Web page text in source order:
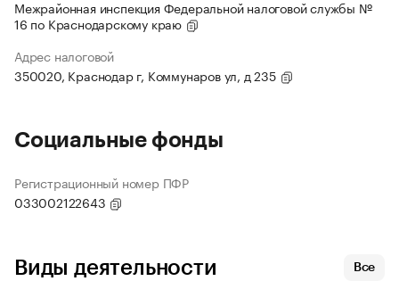
Межрайонная инспекция Федеральной налоговой службы №
16 по Краснодарскому краю
Адрес налоговой
350020, Краснодар г, Коммунаров ул, д 235
Социальные фонды
Регистрационный номер ПФР
033002122643
Виды деятельности Все